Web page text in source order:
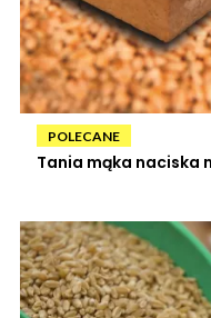
POLECANE
Tania mąka naciska